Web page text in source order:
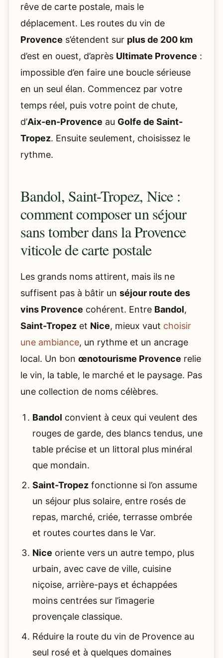
rêve de carte postale, mais le
déplacement. Les routes du vin de
Provence s’étendent sur plus de 200 km
d’est en ouest, d’après Ultimate Provence :
impossible d’en faire une boucle sérieuse
en un seul élan. Commencez par votre
temps réel, puis votre point de chute,
d’Aix-en-Provence au Golfe de Saint-
Tropez. Ensuite seulement, choisissez le
rythme.
Bandol, Saint-Tropez, Nice :
comment composer un séjour
sans tomber dans la Provence
viticole de carte postale
Les grands noms attirent, mais ils ne
suffisent pas à bâtir un séjour route des
vins Provence cohérent. Entre Bandol,
Saint-Tropez et Nice, mieux vaut choisir
une ambiance, un rythme et un ancrage
local. Un bon œnotourisme Provence relie
le vin, la table, le marché et le paysage. Pas
une collection de noms célèbres.
Bandol convient à ceux qui veulent des
rouges de garde, des blancs tendus, une
table précise et un littoral plus minéral
que mondain.
Saint-Tropez fonctionne si l’on assume
un séjour plus solaire, entre rosés de
repas, marché, criée, terrasse ombrée
et routes courtes dans le Var.
Nice oriente vers un autre tempo, plus
urbain, avec cave de ville, cuisine
niçoise, arrière-pays et échappées
moins centrées sur l’imagerie
provençale classique.
Réduire la route du vin de Provence au
seul rosé et à quelques domaines